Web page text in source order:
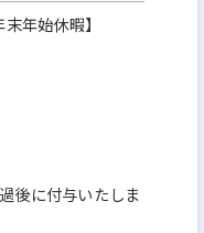
年始休暇】
後に付与いたしま